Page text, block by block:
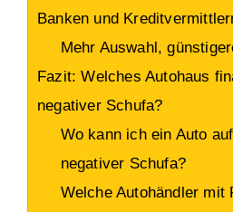
Banken und
Mehr Auswahl,
Fazit: Welches Autohaus
negativer Schufa?
Wo kann ich ein Auto
negativer Schufa?
Welche Autohändler mit